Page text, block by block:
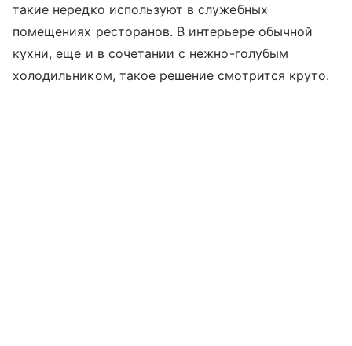
такие нередко используют в служебных
помещениях ресторанов. В интерьере обычной
кухни, еще и в сочетании с нежно-голубым
холодильником, такое решение смотрится круто.